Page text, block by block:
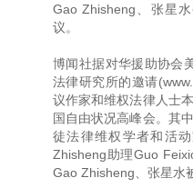
Gao Zhisheng、张星
议。
博闻社据对华援助协会
法律研究所的邀请
议作家和维权法律人士
国自由状况高峰会。其
徒法律维权学者和活
Zhisheng助理Guo
Gao Zhisheng、张星水